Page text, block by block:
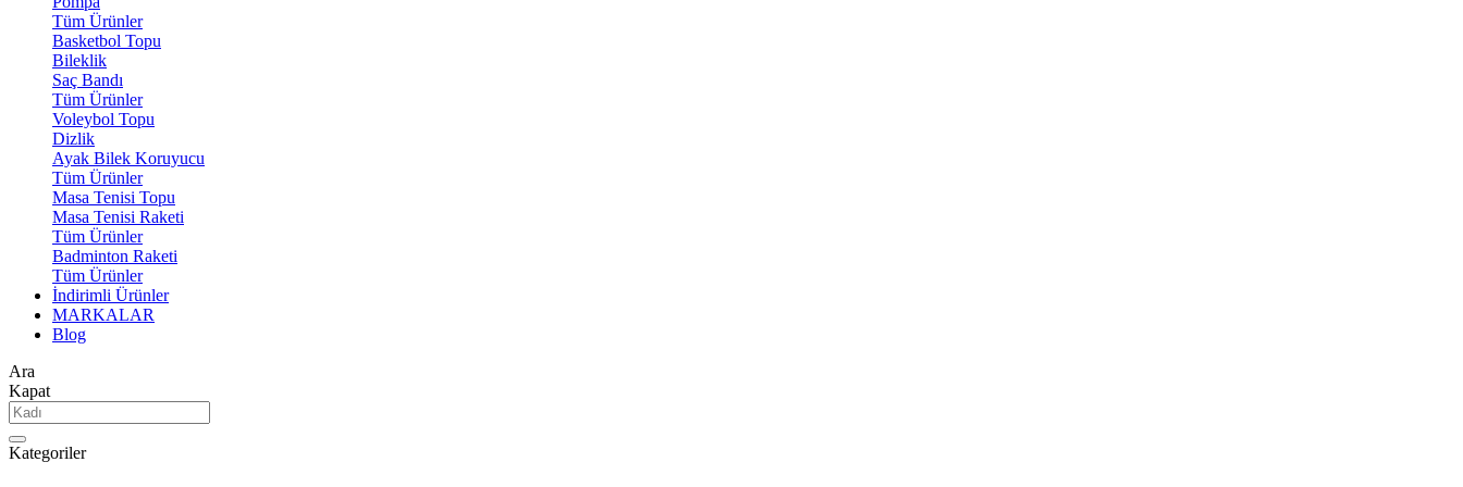
Tüm Ürünler
Basketbol Topu
Bileklik
Saç Bandı
Tüm Ürünler
Voleybol Topu
Dizlik
Ayak Bilek Koruyucu
Tüm Ürünler
Masa Tenisi Topu
Masa Tenisi Raketi
Tüm Ürünler
Badminton Raketi
Tüm Ürünler
İndirimli Ürünler
MARKALAR
Blog
Ara
Kapat
Kategoriler